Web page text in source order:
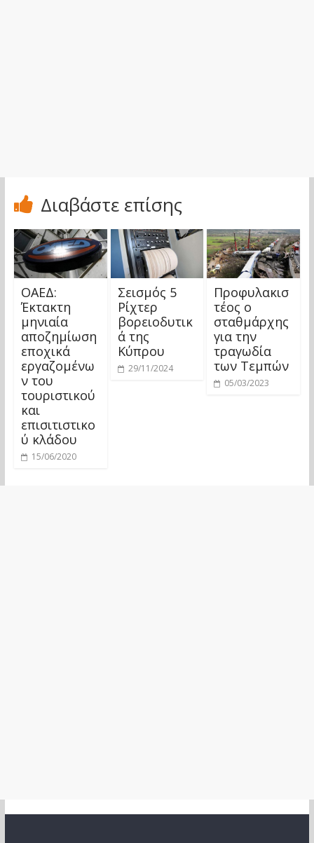
Διαβάστε επίσης
ΟΑΕΔ:
Έκτακτη
μηνιαία
αποζημίωση
εποχικά
εργαζομένω
ν του
τουριστικού
και
επισιτιστικο
ύ κλάδου
15/06/2020
Σεισμός 5
Ρίχτερ
βορειοδυτικ
ά της
Κύπρου
29/11/2024
Προφυλακισ
τέος ο
σταθμάρχης
για την
τραγωδία
των Τεμπών
05/03/2023